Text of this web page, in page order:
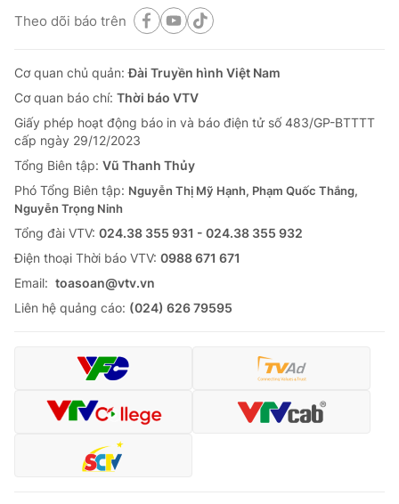
Theo dõi báo trên
Cơ quan chủ quản:Đài Truyền hình Việt Nam
Cơ quan báo chí: Thời báo VTV
Giấy phép hoạt động báo in và báo điện tử số 483/GP-BTTTT
cấp ngày 29/12/2023
Tổng Biên tập: Vũ Thanh Thủy
Phó Tổng Biên tập: Nguyễn Thị Mỹ Hạnh, Phạm Quốc Thắng,
Nguyễn Trọng Ninh
Tổng đài VTV: 024.38 355 931 - 024.38 355 932
Ðiện thoại Thời báo VTV: 0988 671 671
Email: toasoan@vtv.vn
Liên hệ quảng cáo: (024) 626 79595